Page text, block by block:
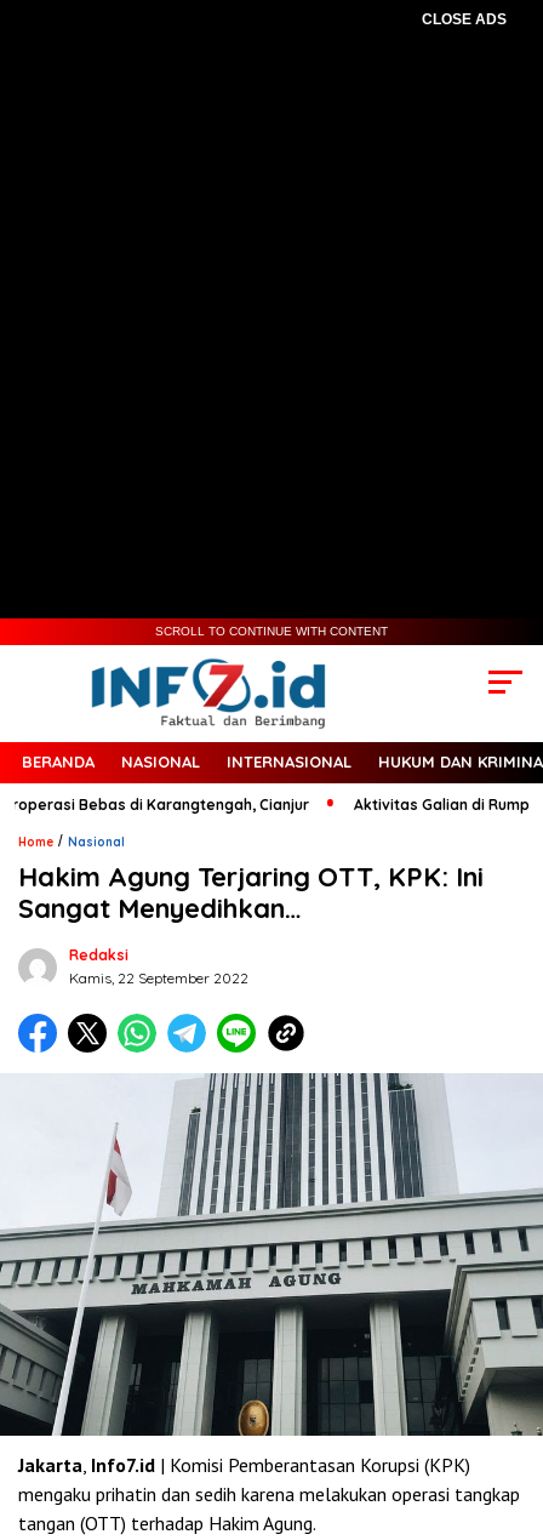
CLOSE ADS
SCROLL TO CONTINUE WITH CONTENT
BERANDA NASIONAL INTERNASIONAL HUKUM DAN
Bebas di Karangtengah, Cianjur Aktivitas Galian di Rumpin
Home / Nasional
Hakim Agung Terjaring OTT, KPK: Ini
Sangat Menyedihkan…
Redaksi
Kamis, 22 September 2022
Jakarta, Info7.id | Komisi Pemberantasan Korupsi (KPK)
mengaku prihatin dan sedih karena melakukan operasi tangkap
tangan (OTT) terhadap Hakim Agung.